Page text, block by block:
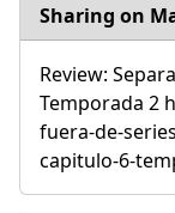
Sharing on
Review:
Temporada 2
fuera-de-
capitulo-6-